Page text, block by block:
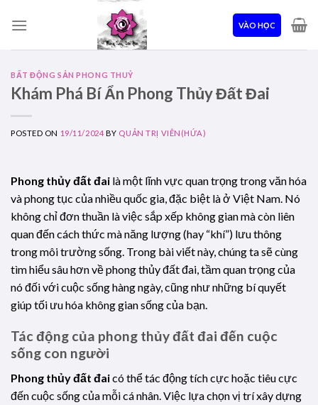
VÀO HỌC
BẤT ĐỘNG SẢN PHONG THUỶ
Khám Phá Bí Ẩn Phong Thủy Đất Đai
POSTED ON 19/11/2024 BY QUẢN TRỊ VIÊN(HỨA)
Phong thủy đất đai là một lĩnh vực quan trọng trong văn hóa
và phong tục của nhiều quốc gia, đặc biệt là ở Việt Nam. Nó
không chỉ đơn thuần là việc sắp xếp không gian mà còn liên
quan đến cách thức mà năng lượng (hay “khí”) lưu thông
trong môi trường sống. Trong bài viết này, chúng ta sẽ cùng
tìm hiểu sâu hơn về phong thủy đất đai, tầm quan trọng của
nó đối với cuộc sống hàng ngày, cũng như những bí quyết
giúp tối ưu hóa không gian sống của bạn.
Tác động của phong thủy đất đai đến cuộc
sống con người
Phong thủy đất đaicó thể tác động tích cực hoặc tiêu cực
đến cuộc sống của mỗi cá nhân. Việc lựa chọn vị trí xây dựng